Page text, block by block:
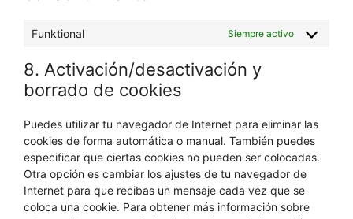
Funktional Siempre activo
8. Activación/desactivación y
borrado de cookies
Puedes utilizar tu navegador de Internet para eliminar las
cookies de forma automática o manual. También puedes
especificar que ciertas cookies no pueden ser colocadas.
Otra opción es cambiar los ajustes de tu navegador de
Internet para que recibas un mensaje cada vez que se
coloca una cookie. Para obtener más información sobre